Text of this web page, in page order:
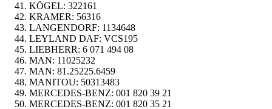
KÖGEL: 322161
KRAMER: 56316
LANGENDORF: 1134648
LEYLAND DAF: VCS195
LIEBHERR: 6 071 494 08
MAN: 11025232
MAN: 81.25225.6459
MANITOU: 50313483
MERCEDES-BENZ: 001 820 39 21
MERCEDES-BENZ: 001 820 35 21